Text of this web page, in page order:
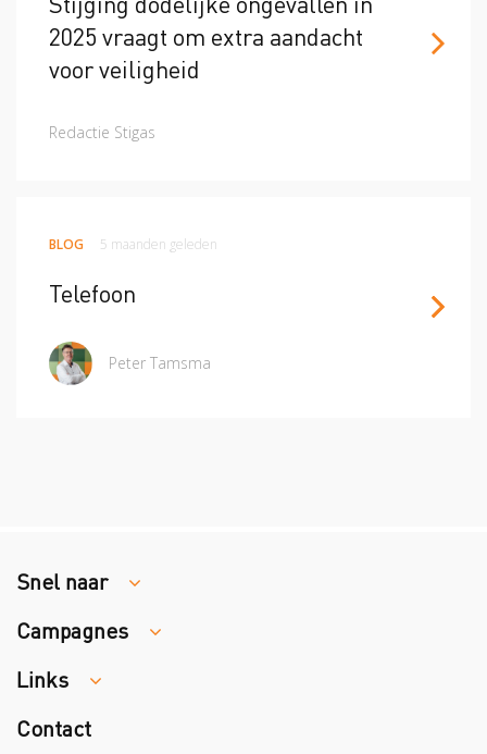
2025 vraagt om extra aandacht
voor veiligheid
Redactie Stigas
BLOG 5 maanden geleden
Telefoon
Peter Tamsma
Snel naar
Traumaopvang
Melden van een arbeidsongeval
Campagnes
Week van de Teek
Veilig vrijwilligerswerk in het groen
Links
Colland
Contact